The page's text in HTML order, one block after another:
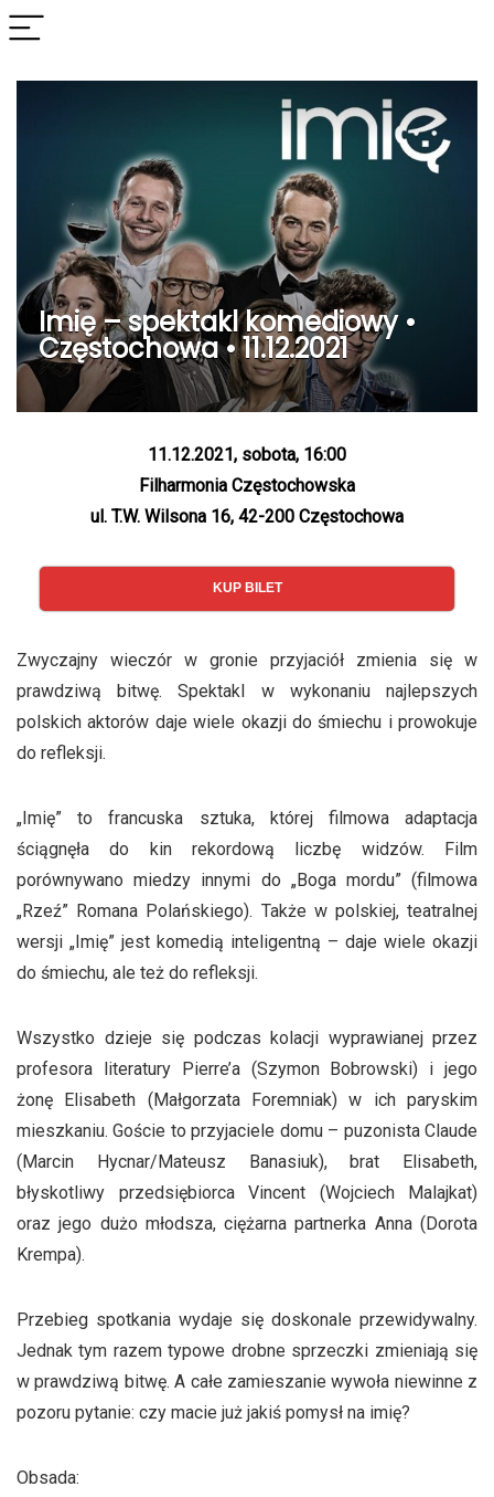
Imię – spektakl komediowy •
Częstochowa • 11.12.2021
11.12.2021, sobota, 16:00
Filharmonia Częstochowska
ul. T.W. Wilsona 16, 42-200 Częstochowa
KUP BILET
Zwyczajny wieczór w gronie przyjaciół zmienia się w
prawdziwą bitwę. Spektakl w wykonaniu najlepszych
polskich aktorów daje wiele okazji do śmiechu i prowokuje
do refleksji.
„Imię” to francuska sztuka, której filmowa adaptacja
ściągnęła do kin rekordową liczbę widzów. Film
porównywano miedzy innymi do „Boga mordu” (filmowa
„Rzeź” Romana Polańskiego). Także w polskiej, teatralnej
wersji „Imię” jest komedią inteligentną – daje wiele okazji
do śmiechu, ale też do refleksji.
Wszystko dzieje się podczas kolacji wyprawianej przez
profesora literatury Pierre’a (Szymon Bobrowski) i jego
żonę Elisabeth (Małgorzata Foremniak) w ich paryskim
mieszkaniu. Goście to przyjaciele domu – puzonista Claude
(Marcin Hycnar/Mateusz Banasiuk), brat Elisabeth,
błyskotliwy przedsiębiorca Vincent (Wojciech Malajkat)
oraz jego dużo młodsza, ciężarna partnerka Anna (Dorota
Krempa).
Przebieg spotkania wydaje się doskonale przewidywalny.
Jednak tym razem typowe drobne sprzeczki zmieniają się
w prawdziwą bitwę. A całe zamieszanie wywoła niewinne z
pozoru pytanie: czy macie już jakiś pomysł na imię?
Obsada: